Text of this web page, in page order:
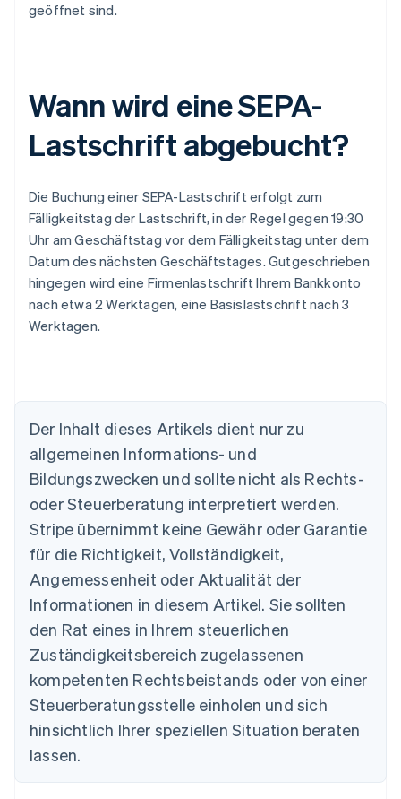
geöffnet sind.
Wann wird eine SEPA-
Lastschrift abgebucht?
Die Buchung einer SEPA-Lastschrift erfolgt zum
Fälligkeitstag der Lastschrift, in der Regel gegen 19:30
Uhr am Geschäftstag vor dem Fälligkeitstag unter dem
Datum des nächsten Geschäftstages. Gutgeschrieben
hingegen wird eine Firmenlastschrift Ihrem Bankkonto
nach etwa 2 Werktagen, eine Basislastschrift nach 3
Werktagen.
Der Inhalt dieses Artikels dient nur zu
allgemeinen Informations- und
Bildungszwecken und sollte nicht als Rechts-
oder Steuerberatung interpretiert werden.
Stripe übernimmt keine Gewähr oder Garantie
für die Richtigkeit, Vollständigkeit,
Angemessenheit oder Aktualität der
Informationen in diesem Artikel. Sie sollten
den Rat eines in Ihrem steuerlichen
Zuständigkeitsbereich zugelassenen
kompetenten Rechtsbeistands oder von einer
Steuerberatungsstelle einholen und sich
hinsichtlich Ihrer speziellen Situation beraten
lassen.
Australien
English
Nederlands FrançaisDeutschEnglish
Brasilien
English
Bulgarien
English
Dänemark
Deutschland
DeutschEnglish
Estland
English
Festlandchina
简体中文
EnglishSvenska